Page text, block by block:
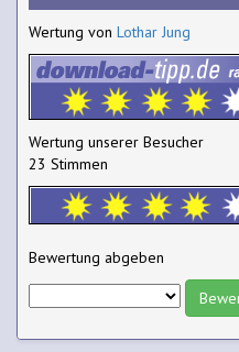
Wertung von Lothar Jung
Wertung unserer Besucher
23 Stimmen
Bewertung abgeben